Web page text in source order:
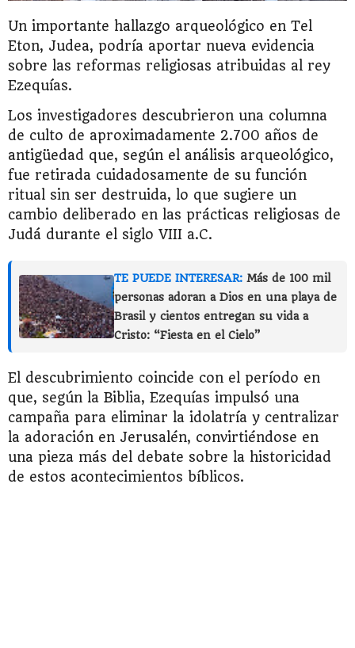
Un importante hallazgo arqueológico en Tel
Eton, Judea, podría aportar nueva evidencia
sobre las reformas religiosas atribuidas al rey
Ezequías.
Los investigadores descubrieron una columna
de culto de aproximadamente 2.700 años de
antigüedad que, según el análisis arqueológico,
fue retirada cuidadosamente de su función
ritual sin ser destruida, lo que sugiere un
cambio deliberado en las prácticas religiosas de
Judá durante el siglo VIII a.C.
TE PUEDE INTERESAR: Más de 100 mil
personas adoran a Dios en una playa de
Brasil y cientos entregan su vida a
Cristo: “Fiesta en el Cielo”
El descubrimiento coincide con el período en
que, según la Biblia, Ezequías impulsó una
campaña para eliminar la idolatría y centralizar
la adoración en Jerusalén, convirtiéndose en
una pieza más del debate sobre la historicidad
de estos acontecimientos bíblicos.